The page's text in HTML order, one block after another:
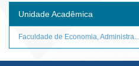
Unidade Acadêmica
Faculdade de Economia, Administra...